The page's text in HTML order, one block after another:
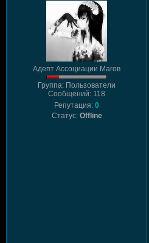
Адепт Ассоциации Магов
Группа: Пользователи
Сообщений: 118
Репутация: 0
Статус: Offline